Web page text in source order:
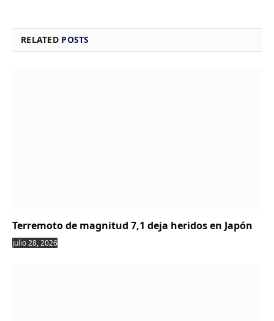
RELATED POSTS
Terremoto de magnitud 7,1 deja heridos en Japón
julio 28, 2026